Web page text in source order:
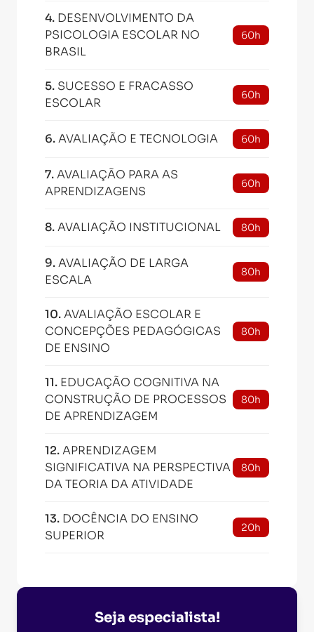
4. DESENVOLVIMENTO DA
PSICOLOGIA ESCOLAR NO
BRASIL
60h
5. SUCESSO E FRACASSO
ESCOLAR
60h
6.AVALIAÇÃO E TECNOLOGIA 60h
7.AVALIAÇÃO PARA AS
APRENDIZAGENS
60h
8.AVALIAÇÃO INSTITUCIONAL 80h
9.AVALIAÇÃO DE LARGA
ESCALA
80h
10.AVALIAÇÃO ESCOLAR E
CONCEPÇÕES PEDAGÓGICAS
DE ENSINO
80h
11. EDUCAÇÃO COGNITIVA NA
CONSTRUÇÃO DE PROCESSOS
DE APRENDIZAGEM
80h
12.APRENDIZAGEM
SIGNIFICATIVA NA PERSPECTIVA
DA TEORIA DA ATIVIDADE
80h
13. DOCÊNCIA DO ENSINO
SUPERIOR
20h
Seja especialista!